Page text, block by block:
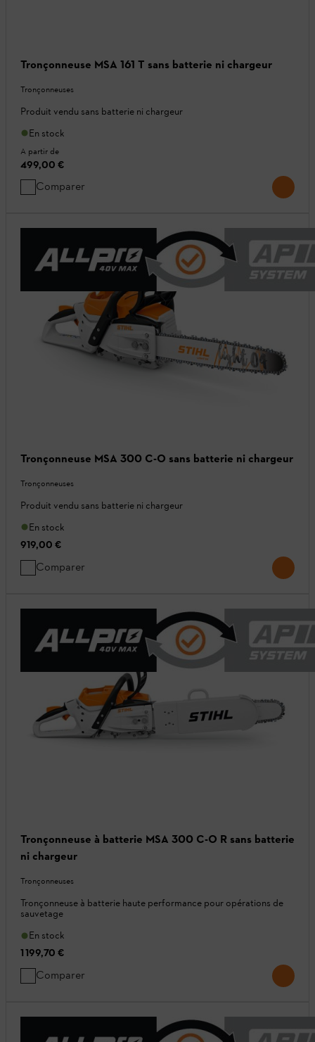
Tronçonneuse MSA 161 T sans batterie ni chargeur
Tronçonneuses
Produit vendu sans batterie ni chargeur
En stock
A partir de
499,00 €
Comparer
Tronçonneuse MSA 300 C-O sans batterie ni chargeur
Tronçonneuses
Produit vendu sans batterie ni chargeur
En stock
919,00 €
Comparer
Tronçonneuse à batterie MSA 300 C-O R sans batterie
ni chargeur
Tronçonneuses
Tronçonneuse à batterie haute performance pour opérations de
sauvetage
En stock
1 199,70 €
Comparer